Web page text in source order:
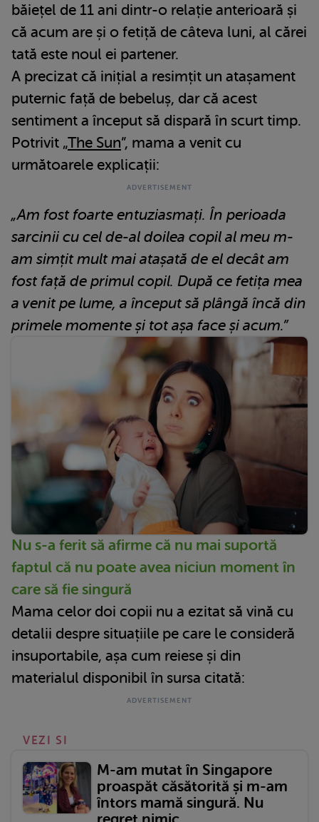
băiețel de 11 ani dintr-o relație anterioară și
că acum are și o fetiță de câteva luni, al cărei
tată este noul ei partener.
A precizat că inițial a resimțit un atașament
puternic față de bebeluș, dar că acest
sentiment a început să dispară în scurt timp.
Potrivit „The Sun”, mama a venit cu
următoarele explicații:
„Am fost foarte entuziasmați. În perioada
sarcinii cu cel de-al doilea copil al meu m-
am simțit mult mai atașată de el decât am
fost față de primul copil. După ce fetița mea
a venit pe lume, a început să plângă încă din
primele momente și tot așa face și acum.”
Nu s-a ferit să afirme că nu mai suportă
faptul că nu poate avea niciun moment în
care să fie singură
Mama celor doi copii nu a ezitat să vină cu
detalii despre situațiile pe care le consideră
insuportabile, așa cum reiese și din
materialul disponibil în sursa citată:
VEZI SI
M-am mutat în Singapore
proaspăt căsătorită și m-am
întors mamă singură. Nu